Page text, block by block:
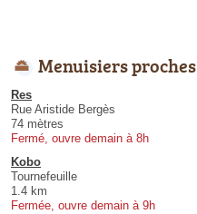
Menuisiers proches
Res
Rue Aristide Bergès
74 mètres
Fermé, ouvre demain à 8h
Kobo
Tournefeuille
1.4 km
Fermée, ouvre demain à 9h